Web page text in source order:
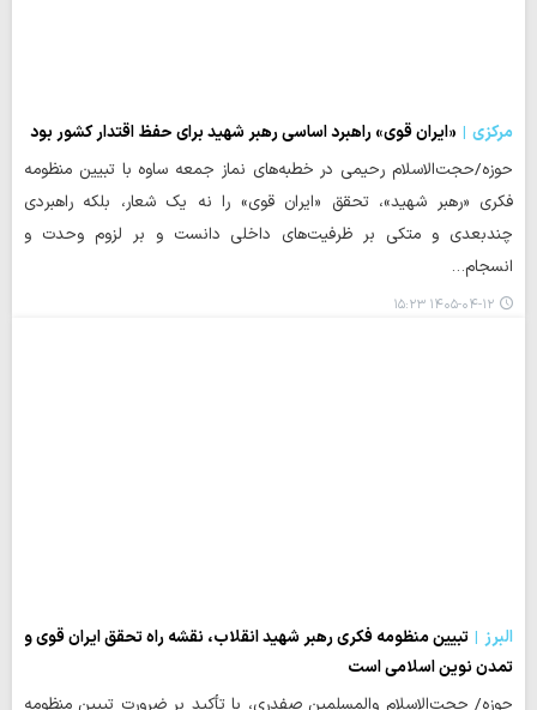
مرکزی
«ایران قوی» راهبرد اساسی رهبر شهید برای حفظ اقتدار کشور بود
حوزه/حجت‌الاسلام رحیمی در خطبه‌های نماز جمعه ساوه با تبیین منظومه
فکری «رهبر شهید»، تحقق «ایران قوی» را نه یک شعار، بلکه راهبردی
چندبعدی و متکی بر ظرفیت‌های داخلی دانست و بر لزوم وحدت و
انسجام…
۱۴۰۵-۰۴-۱۲ ۱۵:۲۳
البرز
تبیین منظومه فکری رهبر شهید انقلاب، نقشه راه تحقق ایران قوی و
تمدن نوین اسلامی است
حوزه/ حجت‌الاسلام والمسلمین صفدری، با تأکید بر ضرورت تبیین منظومه